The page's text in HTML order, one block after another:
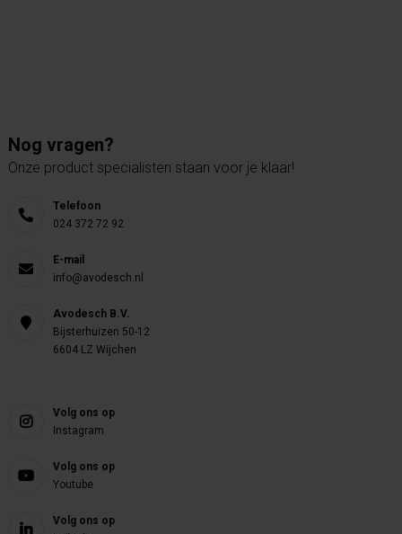
Nog vragen?
Onze product specialisten staan voor je klaar!
Telefoon
024 372 72 92
E-mail
info@avodesch.nl
Avodesch B.V.
Bijsterhuizen 50-12
6604 LZ Wijchen
Volg ons op
Instagram
Volg ons op
Youtube
Volg ons op